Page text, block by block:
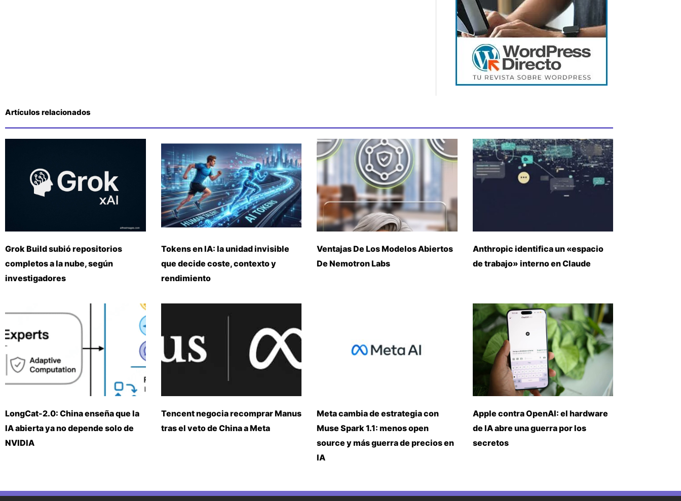
Artículos relacionados
Grok Build subió repositorios
completos a la nube, según
investigadores
Tokens en IA: la unidad invisible
que decide coste, contexto y
rendimiento
Ventajas De Los Modelos Abiertos
De Nemotron Labs
Anthropic identifica un «espacio
de trabajo» interno en Claude
LongCat-2.0: China enseña que la
IA abierta ya no depende solo de
NVIDIA
Tencent negocia recomprar Manus
tras el veto de China a Meta
Meta cambia de estrategia con
Muse Spark 1.1: menos open
source y más guerra de precios en
IA
Apple contra OpenAI: el hardware
de IA abre una guerra por los
secretos